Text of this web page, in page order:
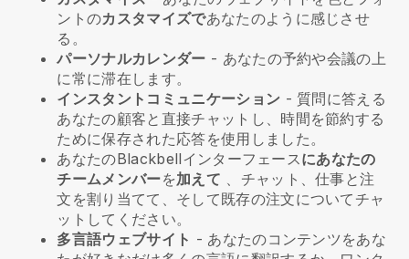
ントのカスタマイズであなたのように感じさせ
る。
パーソナルカレンダー - あなたの予約や会議の上
に常に滞在します。
インスタントコミュニケーション - 質問に答える
あなたの顧客と直接チャットし、時間を節約する
ために保存された応答を使用しました。
あなたのBlackbellインターフェースにあなたの
チームメンバーを加えて 、チャット、仕事と注
文を割り当てて、そして既存の注文についてチャ
ットしてください。
多言語ウェブサイト - あなたのコンテンツをあな